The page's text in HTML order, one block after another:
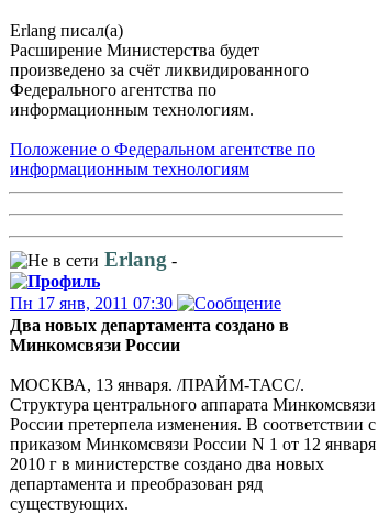
Erlang писал(а)
Расширение Министерства будет
произведено за счёт ликвидированного
Федерального агентства по
информационным технологиям.
Положение о Федеральном агентстве по
информационным технологиям
Erlang -
Пн 17 янв, 2011 07:30
Два новых департамента создано в
Минкомсвязи России
МОСКВА, 13 января. /ПРАЙМ-ТАСС/.
Структура центрального аппарата Минкомсвязи
России претерпела изменения. В соответствии с
приказом Минкомсвязи России N 1 от 12 января
2010 г в министерстве создано два новых
департамента и преобразован ряд
существующих.